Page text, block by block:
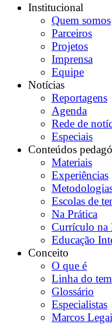
Institucional
Quem somos
Parceiros
Projetos
Imprensa
Equipe
Notícias
Reportagens
Agenda
Rede de
Especiais
Conteúdos
Materiais
Experiências
Escolas de
Na Prática
Currículo na
Educação
Conceito
O que é
Linha do
Glossário
Especialistas
Marcos